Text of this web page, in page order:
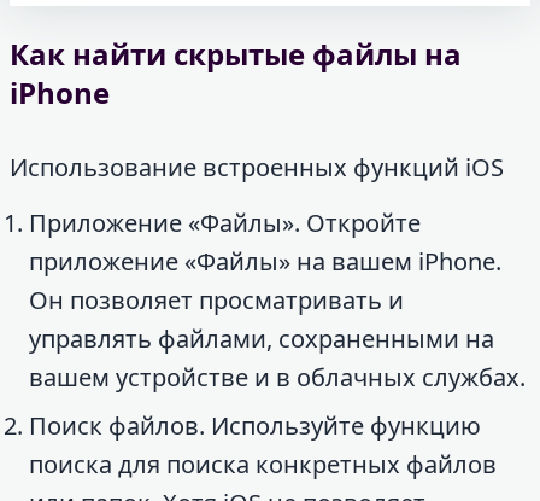
Как найти скрытые файлы на
iPhone
Использование встроенных функций iOS
Приложение «Файлы». Откройте
приложение «Файлы» на вашем iPhone.
Он позволяет просматривать и
управлять файлами, сохраненными на
вашем устройстве и в облачных службах.
Поиск файлов. Используйте функцию
поиска для поиска конкретных файлов